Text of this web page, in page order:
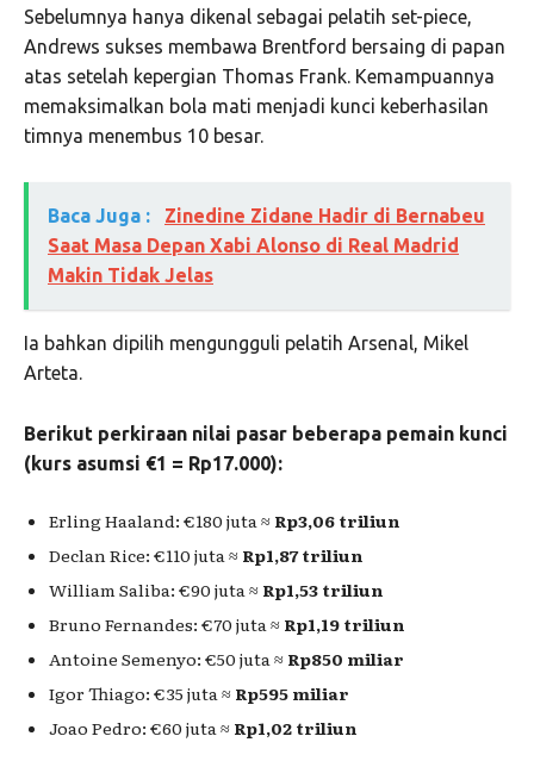
Sebelumnya hanya dikenal sebagai pelatih set-piece,
Andrews sukses membawa Brentford bersaing di papan
atas setelah kepergian Thomas Frank. Kemampuannya
memaksimalkan bola mati menjadi kunci keberhasilan
timnya menembus 10 besar.
Baca Juga :
Zinedine Zidane Hadir di Bernabeu
Saat Masa Depan Xabi Alonso di Real Madrid
Makin Tidak Jelas
Ia bahkan dipilih mengungguli pelatih Arsenal, Mikel
Arteta.
Berikut perkiraan nilai pasar beberapa pemain kunci
(kurs asumsi €1 = Rp17.000):
Erling Haaland: €180 juta ≈ Rp3,06 triliun
Declan Rice: €110 juta ≈ Rp1,87 triliun
William Saliba: €90 juta ≈ Rp1,53 triliun
Bruno Fernandes: €70 juta ≈ Rp1,19 triliun
Antoine Semenyo: €50 juta ≈ Rp850 miliar
Igor Thiago: €35 juta ≈ Rp595 miliar
Joao Pedro: €60 juta ≈ Rp1,02 triliun